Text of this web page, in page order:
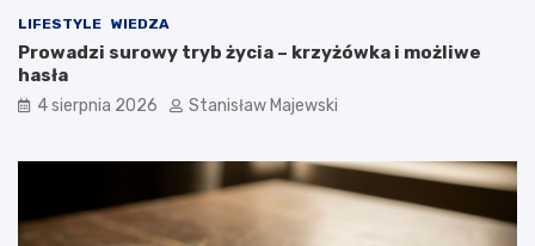
LIFESTYLE WIEDZA
Prowadzi surowy tryb życia – krzyżówka i możliwe
hasła
4 sierpnia 2026 Stanisław Majewski